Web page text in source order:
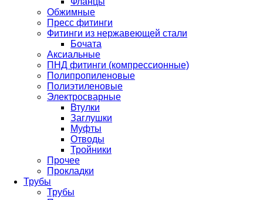
Обжимные
Пресс фитинги
Фитинги из нержавеющей стали
Бочата
Аксиальные
ПНД фитинги (компрессионные)
Полипропиленовые
Полиэтиленовые
Электросварные
Втулки
Заглушки
Муфты
Отводы
Тройники
Прочее
Прокладки
Трубы
Трубы